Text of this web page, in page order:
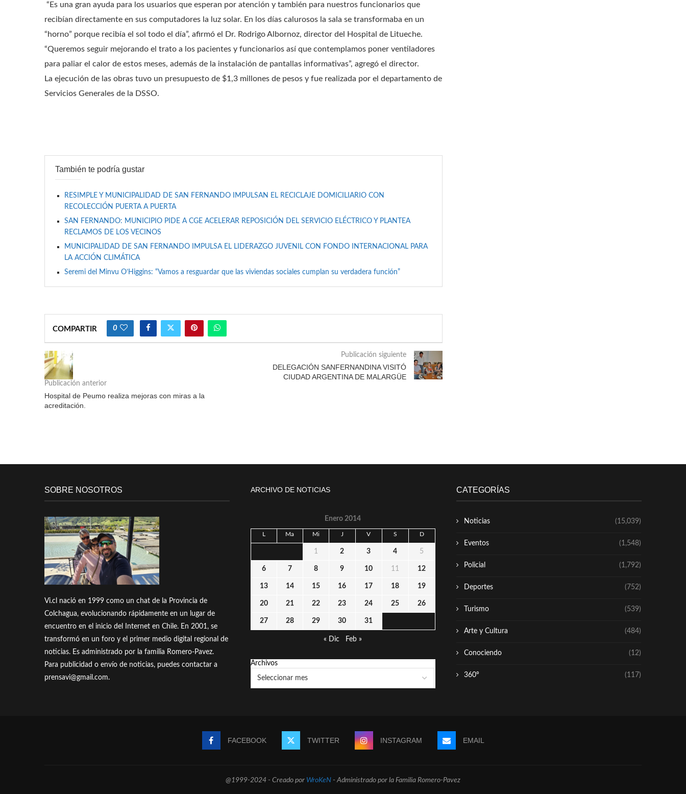
“Es una gran ayuda para los usuarios que esperan por atención y también para nuestros funcionarios que
recibían directamente en sus computadores la luz solar. En los días calurosos la sala se transformaba en un
“horno” porque recibía el sol todo el día”, afirmó el Dr. Rodrigo Albornoz, director del Hospital de Litueche.
“Queremos seguir mejorando el trato a los pacientes y funcionarios así que contemplamos poner ventiladores
para paliar el calor de estos meses, además de la instalación de pantallas informativas”, agregó el director.
La ejecución de las obras tuvo un presupuesto de $1,3 millones de pesos y fue realizada por el departamento de
Servicios Generales de la DSSO.
También te podría gustar
RESIMPLE Y MUNICIPALIDAD DE SAN FERNANDO IMPULSAN EL RECICLAJE DOMICILIARIO CON
RECOLECCIÓN PUERTA A PUERTA
SAN FERNANDO: MUNICIPIO PIDE A CGE ACELERAR REPOSICIÓN DEL SERVICIO ELÉCTRICO Y PLANTEA
RECLAMOS DE LOS VECINOS
MUNICIPALIDAD DE SAN FERNANDO IMPULSA EL LIDERAZGO JUVENIL CON FONDO INTERNACIONAL PARA
LA ACCIÓN CLIMÁTICA
Seremi del Minvu O’Higgins: “Vamos a resguardar que las viviendas sociales cumplan su verdadera función”
COMPARTIR 0
Publicación anterior
Hospital de Peumo realiza mejoras con miras a la
acreditación.
Publicación siguiente
DELEGACIÓN SANFERNANDINA VISITÓ
CIUDAD ARGENTINA DE MALARGÜE
SOBRE NOSOTROS
Vi.cl nació en 1999 como un chat de la Provincia de
Colchagua, evolucionando rápidamente en un lugar de
encuentro en el inicio del Internet en Chile. En 2001, se
transformó en un foro y el primer medio digital regional de
noticias. Es administrado por la familia Romero-Pavez.
Para publicidad o envío de noticias, puedes contactar a
prensavi@gmail.com.
ARCHIVO DE NOTICIAS
Enero 2014
L Ma Mi J V S D
1 2 3 4 5
6 7 8 9 10 11 12
13 14 15 16 17 18 19
20 21 22 23 24 25 26
27 28 29 30 31
« Dic Feb »
Archivos
CATEGORÍAS
Noticias (15,039)
Eventos (1,548)
Policial (1,792)
Deportes (752)
Turismo (539)
Arte y Cultura (484)
Conociendo (12)
360º (117)
FACEBOOK TWITTER INSTAGRAM EMAIL
@1999-2024 - Creado por WroKeN - Administrado por la Familia Romero-Pavez